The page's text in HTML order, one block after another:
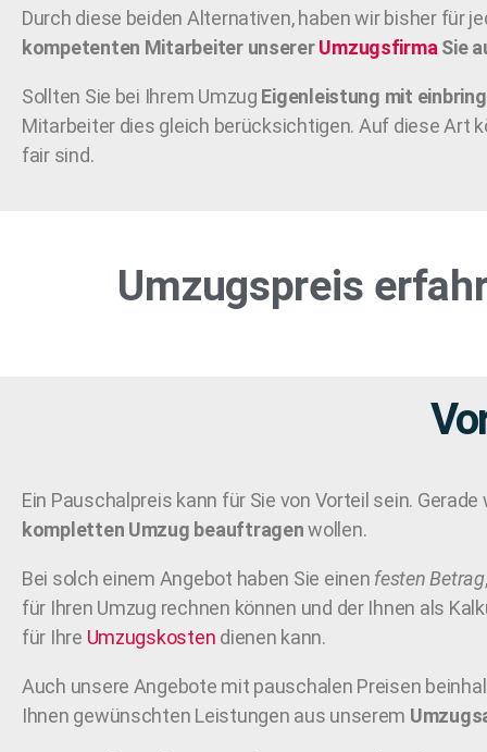
Durch diese beiden Alternativen, haben wir bisher für
kompetenten Mitarbeiter unsererUmzugsfirma Sie
Sollten Sie bei Ihrem Umzug Eigenleistung mit
Mitarbeiter dies gleich berücksichtigen. Auf diese Art
fair sind.
Umzugspreis
Ein Pauschalpreis kann für Sie von Vorteil sein. Gerade
kompletten Umzug beauftragenwollen.
Bei solch einem Angebot haben Sie einen festen Betrag
für Ihren Umzug rechnen können und der Ihnen als
für Ihre Umzugskosten dienen kann.
Auch unsere Angebote mit pauschalen Preisen
Ihnen gewünschten Leistungen aus unserem